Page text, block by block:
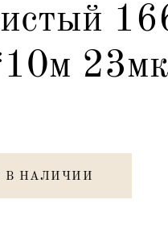
В НАЛИЧИИ